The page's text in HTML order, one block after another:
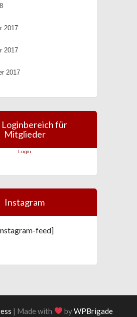
2017
2017
2017
Loginbereich für
Mitglieder
Login
Instagram
feed]
| Made with byWPBrigade